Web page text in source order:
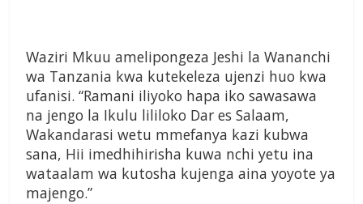
Waziri Mkuu amelipongeza Jeshi la Wananchi
wa Tanzania kwa kutekeleza ujenzi huo kwa
ufanisi. “Ramani iliyoko hapa iko sawasawa
na jengo la Ikulu lililoko Dar es Salaam,
Wakandarasi wetu mmefanya kazi kubwa
sana, Hii imedhihirisha kuwa nchi yetu ina
wataalam wa kutosha kujenga aina yoyote ya
majengo.”